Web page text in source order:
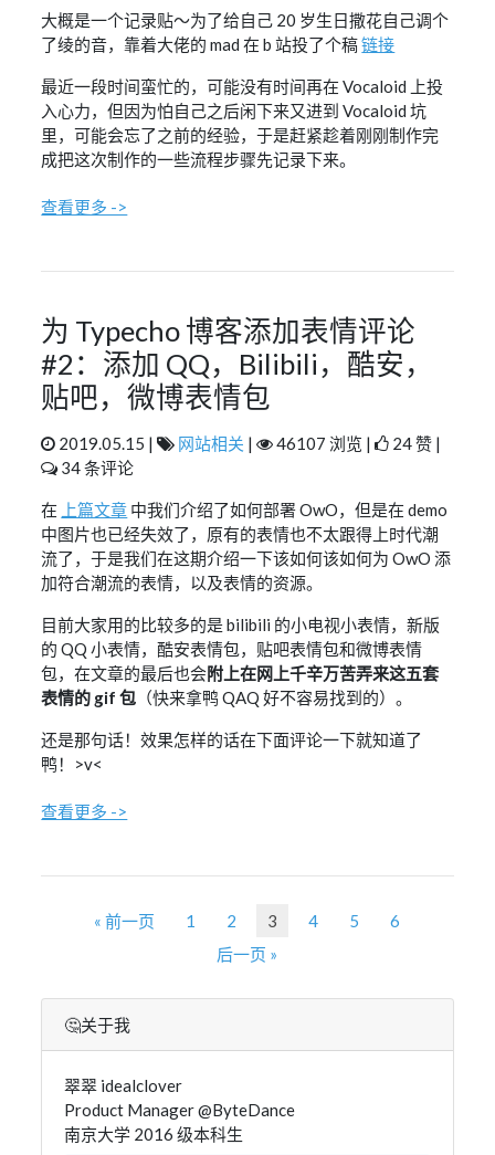
大概是一个记录贴～为了给自己 20 岁生日撒花自己调个
了绫的音，靠着大佬的 mad 在 b 站投了个稿链接
最近一段时间蛮忙的，可能没有时间再在 Vocaloid 上投
入心力，但因为怕自己之后闲下来又进到 Vocaloid 坑
里，可能会忘了之前的经验，于是赶紧趁着刚刚制作完
成把这次制作的一些流程步骤先记录下来。
查看更多 ->
为 Typecho 博客添加表情评论
#2：添加 QQ，Bilibili，酷安，
贴吧，微博表情包
2019.05.15 | 网站相关 | 46107 浏览 |
24 赞 |
34 条评论
在 上篇文章 中我们介绍了如何部署 OwO，但是在 demo
中图片也已经失效了，原有的表情也不太跟得上时代潮
流了，于是我们在这期介绍一下该如何该如何为 OwO 添
加符合潮流的表情，以及表情的资源。
目前大家用的比较多的是 bilibili 的小电视小表情，新版
的 QQ 小表情，酷安表情包，贴吧表情包和微博表情
包，在文章的最后也会附上在网上千辛万苦弄来这五套
表情的 gif 包 （快来拿鸭 QAQ 好不容易找到的）。
还是那句话！效果怎样的话在下面评论一下就知道了
鸭！>v<
查看更多 ->
« 前一页 1 2 3 4 5
6
后一页 »
🤔关于我
翠翠 idealclover
Product Manager @ByteDance
南京大学 2016 级本科生